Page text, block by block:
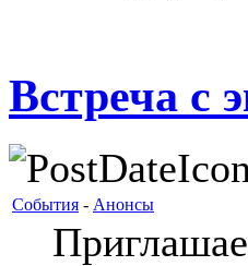
Встреча с
События - Анонсы